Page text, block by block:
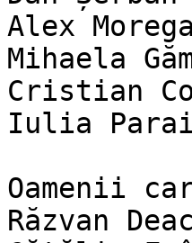
Alex Morega
Mihaela
Cristian
Iulia
Oamenii
Răzvan